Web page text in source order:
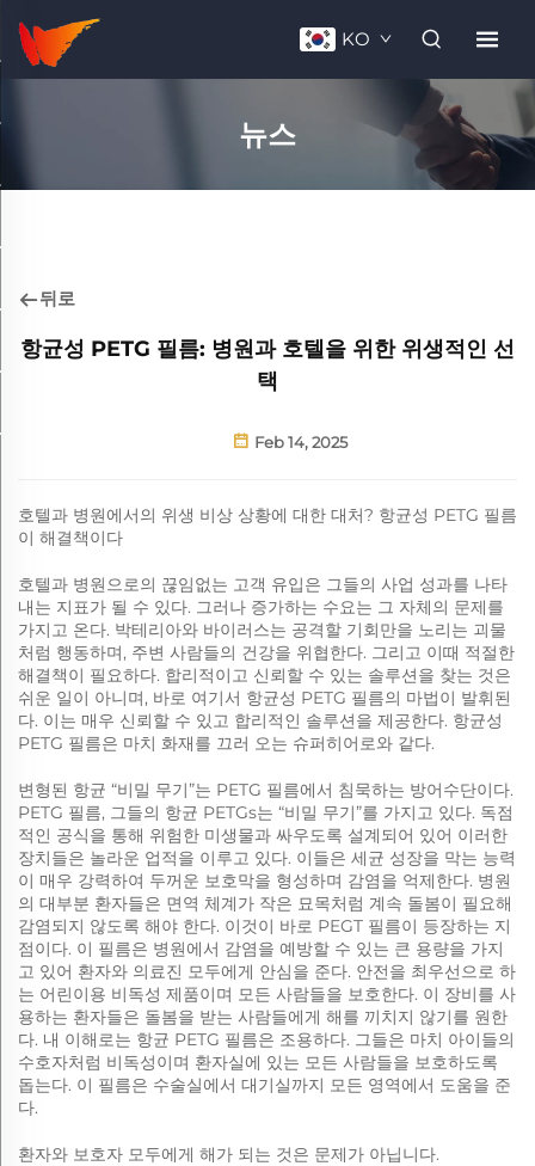
KO
뉴스
뒤로
항균성 PETG 필름: 병원과 호텔을 위한 위생적인 선
택
Feb 14, 2025
호텔과 병원에서의 위생 비상 상황에 대한 대처? 항균성 PETG 필름
이 해결책이다
호텔과 병원으로의 끊임없는 고객 유입은 그들의 사업 성과를 나타
내는 지표가 될 수 있다. 그러나 증가하는 수요는 그 자체의 문제를
가지고 온다. 박테리아와 바이러스는 공격할 기회만을 노리는 괴물
처럼 행동하며, 주변 사람들의 건강을 위협한다. 그리고 이때 적절한
해결책이 필요하다. 합리적이고 신뢰할 수 있는 솔루션을 찾는 것은
쉬운 일이 아니며, 바로 여기서 항균성 PETG 필름의 마법이 발휘된
다. 이는 매우 신뢰할 수 있고 합리적인 솔루션을 제공한다. 항균성
PETG 필름은 마치 화재를 끄러 오는 슈퍼히어로와 같다.
변형된 항균 “비밀 무기”는 PETG 필름에서 침묵하는 방어수단이다.
PETG 필름, 그들의 항균 PETGs는 “비밀 무기”를 가지고 있다. 독점
적인 공식을 통해 위험한 미생물과 싸우도록 설계되어 있어 이러한
장치들은 놀라운 업적을 이루고 있다. 이들은 세균 성장을 막는 능력
이 매우 강력하여 두꺼운 보호막을 형성하며 감염을 억제한다. 병원
의 대부분 환자들은 면역 체계가 작은 묘목처럼 계속 돌봄이 필요해
감염되지 않도록 해야 한다. 이것이 바로 PEGT 필름이 등장하는 지
점이다. 이 필름은 병원에서 감염을 예방할 수 있는 큰 용량을 가지
고 있어 환자와 의료진 모두에게 안심을 준다. 안전을 최우선으로 하
는 어린이용 비독성 제품이며 모든 사람들을 보호한다. 이 장비를 사
용하는 환자들은 돌봄을 받는 사람들에게 해를 끼치지 않기를 원한
다. 내 이해로는 항균 PETG 필름은 조용하다. 그들은 마치 아이들의
수호자처럼 비독성이며 환자실에 있는 모든 사람들을 보호하도록
돕는다. 이 필름은 수술실에서 대기실까지 모든 영역에서 도움을 준
다.
환자와 보호자 모두에게 해가 되는 것은 문제가 아닙니다.